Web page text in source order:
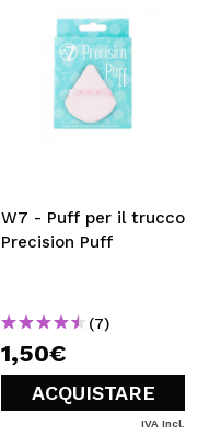
W7 - Puff per il trucco
Precision Puff
(7)
1,50€
ACQUISTARE
IVA Incl.